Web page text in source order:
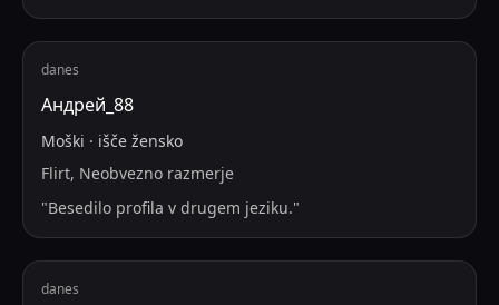
danes
Андрей_88
Moški · išče žensko
Flirt, Neobvezno razmerje
"Besedilo profila v drugem jeziku."
danes